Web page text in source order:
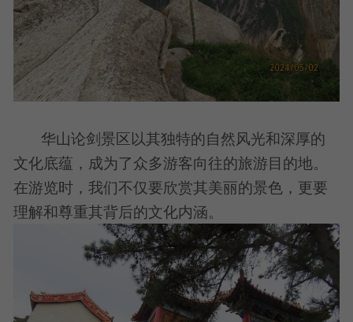
华山论剑景区以其独特的自然风光和深厚的
文化底蕴，成为了众多游客向往的旅游目的地。
在游览时，我们不仅要欣赏其美丽的景色，更要
理解和尊重其背后的文化内涵。